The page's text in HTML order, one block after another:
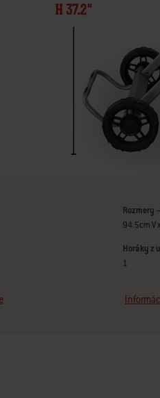
Rozmery
94.5cm V
Horáky z
1